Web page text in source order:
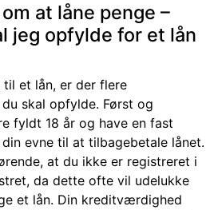
at låne penge –
jeg opfylde for et lån
et lån, er der flere
skal opfylde. Først og
fyldt 18 år og have en fast
evne til at tilbagebetale lånet.
at du ikke er registreret i
da dette ofte vil udelukke
et lån. Din kreditværdighed